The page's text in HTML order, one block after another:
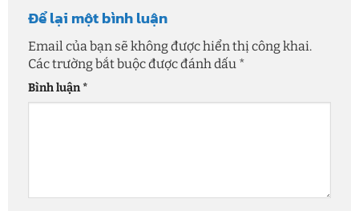
Để lại một bình luận
Email của bạn sẽ không được hiển thị công khai.
Các trường bắt buộc được đánh dấu *
Bình luận*